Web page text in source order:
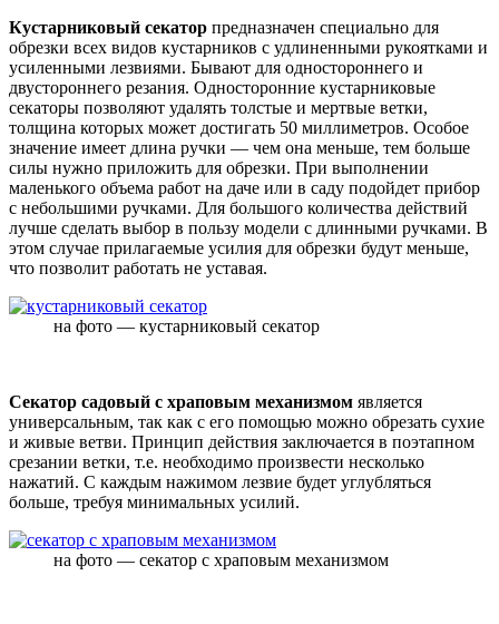
Кустарниковый секатор предназначен специально для
обрезки всех видов кустарников с удлиненными рукоятками и
усиленными лезвиями. Бывают для одностороннего и
двустороннего резания. Односторонние кустарниковые
секаторы позволяют удалять толстые и мертвые ветки,
толщина которых может достигать 50 миллиметров. Особое
значение имеет длина ручки — чем она меньше, тем больше
силы нужно приложить для обрезки. При выполнении
маленького объема работ на даче или в саду подойдет прибор
с небольшими ручками. Для большого количества действий
лучше сделать выбор в пользу модели с длинными ручками. В
этом случае прилагаемые усилия для обрезки будут меньше,
что позволит работать не уставая.
на фото — кустарниковый секатор
Секатор садовый с храповым механизмом является
универсальным, так как с его помощью можно обрезать сухие
и живые ветви. Принцип действия заключается в поэтапном
срезании ветки, т.е. необходимо произвести несколько
нажатий. С каждым нажимом лезвие будет углубляться
больше, требуя минимальных усилий.
на фото — секатор с храповым механизмом